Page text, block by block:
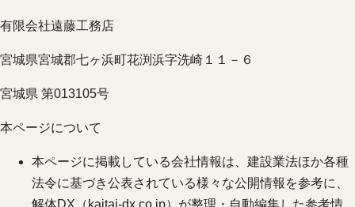
有限会社遠藤工務店
宮城県宮城郡七ヶ浜町花渕浜字洗崎１１－６
宮城県 第013105号
本ページについて
本ページに掲載している会社情報は、建設業法ほか各種
法令に基づき公表されている様々な公開情報を参考に、
解体DX（ kaitai-dx.co.jp）が整理・自動編集した参考情